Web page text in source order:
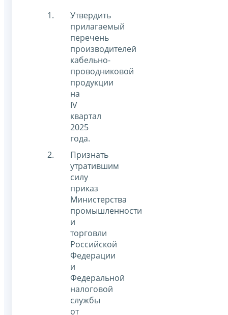
Утвердить
прилагаемый
перечень
производителей
кабельно-
проводниковой
продукции
на
IV
квартал
2025
года.
Признать
утратившим
силу
приказ
Министерства
промышленности
и
торговли
Российской
Федерации
и
Федеральной
налоговой
службы
от